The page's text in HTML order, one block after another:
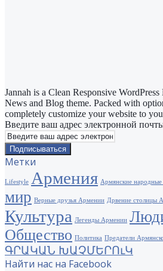
Jannah is a Clean Responsive
News and Blog theme. Packed with
completely customize your website to
Введите ваш адрес электронной
Метки
Lifestyle Армения Армянские
мир Верные друзья Армении Дрвение столицы
Культура Легенды Армении
Общество Политика Предатели
ԳՐԱԿԱՆ ԽԱՉՄԵՐՈւԿ
Найти нас на Facebook